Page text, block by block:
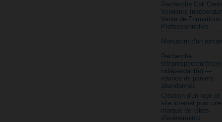
Recherche Call
Vendeurs
Vente de Formations
Professionnelles
Manuscrit d'un roman
Recherche
téléprospecteur(trice)
indépendant(e) —
relance de paniers
abandonnés
Création d'un logo et
site internet pour une
marque de robes
d'évènements